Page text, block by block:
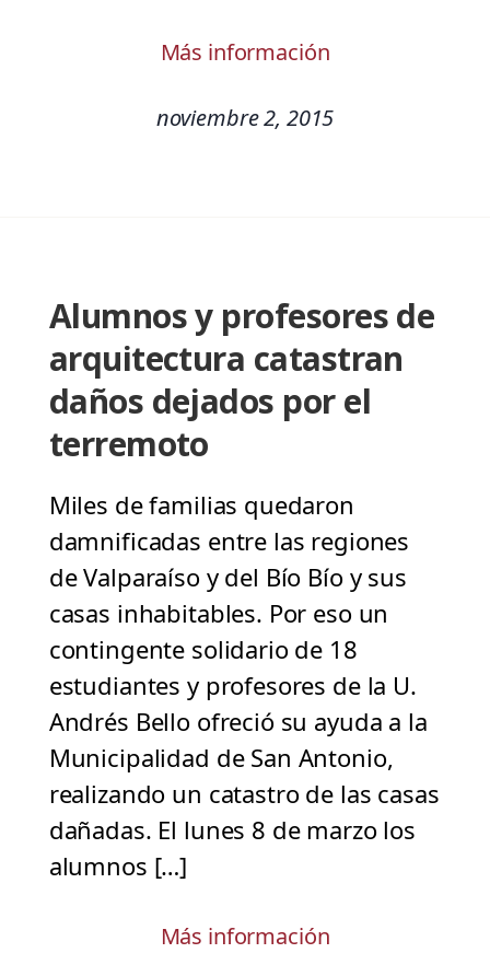
Más información
noviembre 2, 2015
Alumnos y profesores de
arquitectura catastran
daños dejados por el
terremoto
Miles de familias quedaron
damnificadas entre las regiones
de Valparaíso y del Bío Bío y sus
casas inhabitables. Por eso un
contingente solidario de 18
estudiantes y profesores de la U.
Andrés Bello ofreció su ayuda a la
Municipalidad de San Antonio,
realizando un catastro de las casas
dañadas. El lunes 8 de marzo los
alumnos […]
Más información